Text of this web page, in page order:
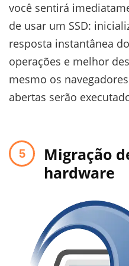
você sentirá
de usar um SSD:
resposta instantânea
operações e melhor
mesmo os
abertas serão
Migração
hardware